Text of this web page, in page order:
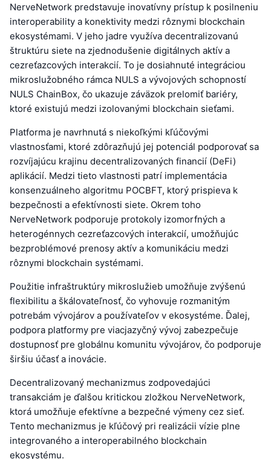
NerveNetwork predstavuje inovatívny prístup k posilneniu
interoperability a konektivity medzi rôznymi blockchain
ekosystémami. V jeho jadre využíva decentralizovanú
štruktúru siete na zjednodušenie digitálnych aktív a
cezreťazcových interakcií. To je dosiahnuté integráciou
mikroslužobného rámca NULS a vývojových schopností
NULS ChainBox, čo ukazuje záväzok prelomiť bariéry,
ktoré existujú medzi izolovanými blockchain sieťami.
Platforma je navrhnutá s niekoľkými kľúčovými
vlastnosťami, ktoré zdôrazňujú jej potenciál podporovať sa
rozvíjajúcu krajinu decentralizovaných financií (DeFi)
aplikácií. Medzi tieto vlastnosti patrí implementácia
konsenzuálneho algoritmu POCBFT, ktorý prispieva k
bezpečnosti a efektívnosti siete. Okrem toho
NerveNetwork podporuje protokoly izomorfných a
heterogénnych cezreťazcových interakcií, umožňujúc
bezproblémové prenosy aktív a komunikáciu medzi
rôznymi blockchain systémami.
Použitie infraštruktúry mikroslužieb umožňuje zvýšenú
flexibilitu a škálovateľnosť, čo vyhovuje rozmanitým
potrebám vývojárov a používateľov v ekosystéme. Ďalej,
podpora platformy pre viacjazyčný vývoj zabezpečuje
dostupnosť pre globálnu komunitu vývojárov, čo podporuje
širšiu účasť a inovácie.
Decentralizovaný mechanizmus zodpovedajúci
transakciám je ďalšou kritickou zložkou NerveNetwork,
ktorá umožňuje efektívne a bezpečné výmeny cez sieť.
Tento mechanizmus je kľúčový pri realizácii vízie plne
integrovaného a interoperabilného blockchain
ekosystému.